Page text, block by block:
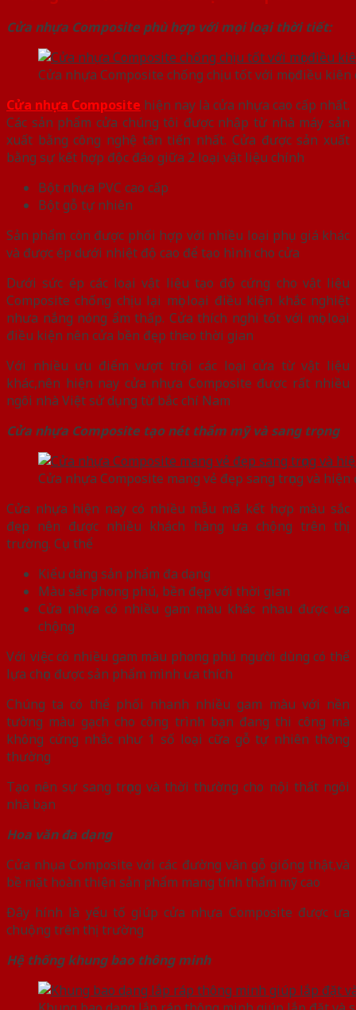
Cửa nhựa Composite phù hợp với mọi loại thời tiết:
Cửa nhựa Composite chống chịu tốt với mọi điều
Cửa nhựa Composite hiện nay là cửa nhựa cao cấp nhất.
Các sản phẩm cửa chúng tôi được nhập từ nhà máy sản
xuất bằng công nghệ tân tiến nhất. Cửa được sản xuất
bằng sự kết hợp độc đáo giữa 2 loại vật liệu chính
Bột nhựa PVC cao cấp
Bột gỗ tự nhiên
Sản phẩm còn được phối hợp với nhiều loại phụ giá khác
và được ép dưới nhiệt độ cao để tạo hình cho cửa
Dưới sức ép các loại vật liệu tạo độ cứng cho vật liệu
Composite chống chịu lại mọi loại điều kiện khắc nghiệt
nhưa nắng nóng ẩm thấp. Cửa thích nghi tốt với mọi loại
điều kiện nên cửa bền đẹp theo thời gian
Với nhiều ưu điểm vượt trội các loại cửa từ vật liệu
khác,nên hiện nay cửa nhựa Composite được rất nhiều
ngôi nhà Việt sử dụng từ bắc chí Nam
Cửa nhựa Composite tạo nét thẩm mỹ và sang trọng
Cửa nhựa Composite mang vẻ đẹp sang trọng và hiện
Cửa nhựa hiện nay có nhiều mẫu mã kết hợp màu sắc
đẹp nên được nhiều khách hàng ưa chộng trên thị
trường. Cụ thể
Kiểu dáng sản phẩm đa dạng
Màu sắc phong phú, bền đẹp với thời gian
Cửa nhựa có nhiều gam màu khác nhau được ưa
chộng
Với việc có nhiều gam màu phong phú người dùng có thể
lựa chọn được sản phẩm mình ưa thích
Chúng ta có thể phối nhanh nhiều gam màu với nền
tường màu gạch cho công trình bạn đang thi công mà
không cứng nhắc như 1 số loại cữa gỗ tự nhiên thông
thường
Tạo nên sự sang trọng và thời thường cho nội thất ngôi
nhà bạn
Hoa văn đa dạng
Cửa nhụa Composite với các đường vân gỗ giống thật,và
bề mặt hoàn thiện sản phẩm mang tính thẩm mỹ cao
Đây hính là yếu tố giúp cửa nhựa Composite được ưa
chuộng trên thị trường
Hệ thống khung bao thông minh